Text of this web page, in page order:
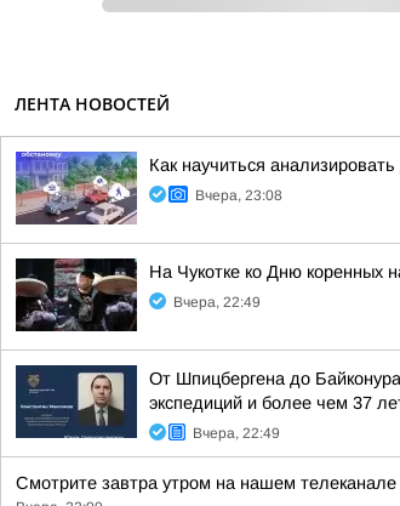
ЛЕНТА НОВОСТЕЙ
Как научиться
Вчера, 23:08
На Чукотке ко Дню коренных
Вчера, 22:49
От Шпицбергена до
экспедиций и более чем 37
Вчера, 22:49
Смотрите завтра утром на нашем